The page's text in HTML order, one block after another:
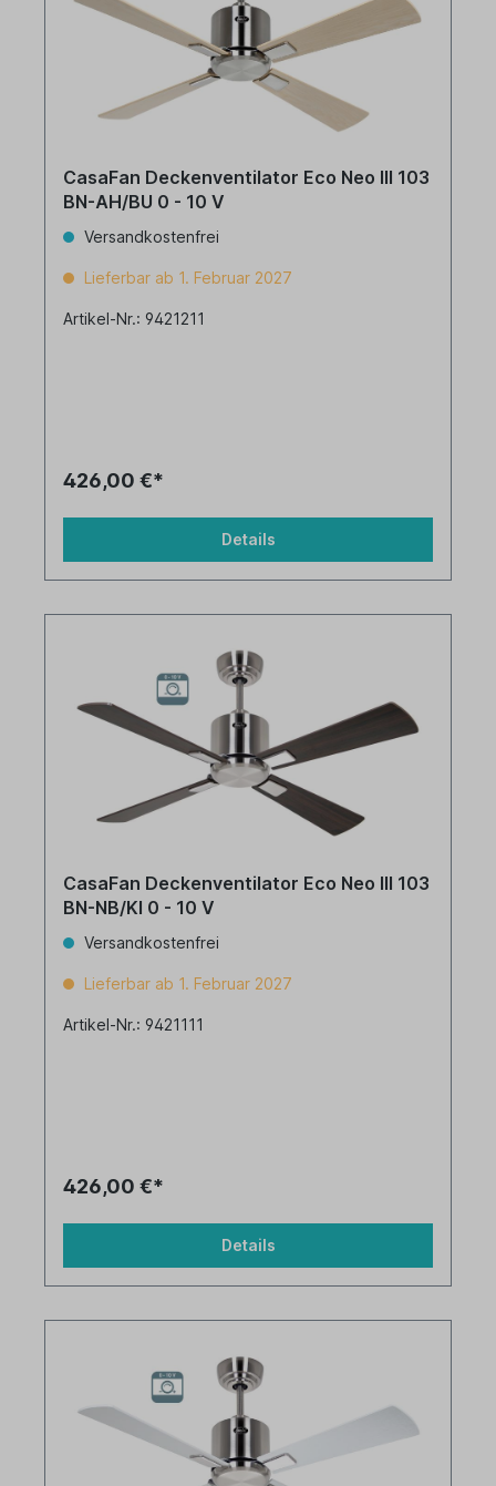
CasaFan Deckenventilator Eco Neo III 103
BN-AH/BU 0 - 10 V
Versandkostenfrei
Lieferbar ab 1. Februar 2027
Artikel-Nr.: 9421211
426,00 €*
Details
CasaFan Deckenventilator Eco Neo III 103
BN-NB/KI 0 - 10 V
Versandkostenfrei
Lieferbar ab 1. Februar 2027
Artikel-Nr.: 9421111
426,00 €*
Details